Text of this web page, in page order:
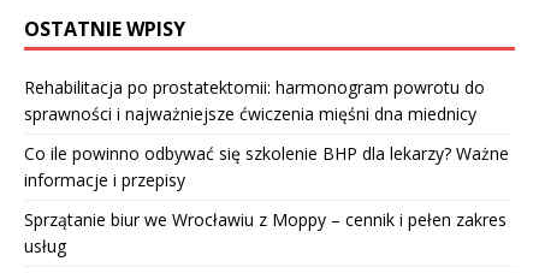
OSTATNIE WPISY
Rehabilitacja po prostatektomii: harmonogram powrotu do
sprawności i najważniejsze ćwiczenia mięśni dna miednicy
Co ile powinno odbywać się szkolenie BHP dla lekarzy? Ważne
informacje i przepisy
Sprzątanie biur we Wrocławiu z Moppy – cennik i pełen zakres
usług